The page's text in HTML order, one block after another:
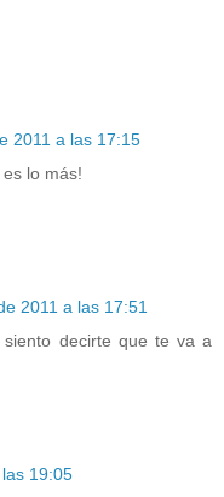
2011 a las 17:15
lo más!
2011 a las 17:51
siento decirte que te va a
19:05